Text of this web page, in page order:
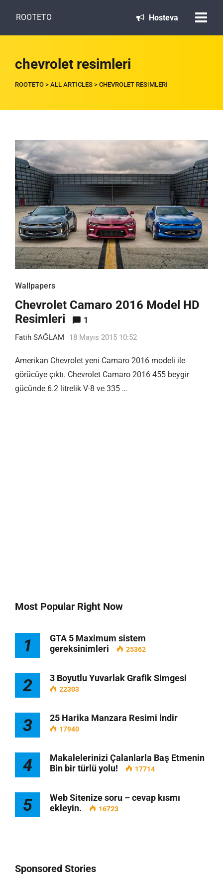
ROOTETO Hosteva
chevrolet resimleri
ROOTETO > ALL ARTICLES > CHEVROLET RESIMLERI
Wallpapers
Chevrolet Camaro 2016 Model HD
Resimleri
1
Fatih SAĞLAM 18 Mayıs 2015 10:52
Amerikan Chevrolet yeni Camaro 2016 modeli ile
görücüye çıktı. Chevrolet Camaro 2016 455 beygir
gücünde 6.2 litrelik V-8 ve 335 …
Most Popular Right Now
1
GTA 5 Maximum sistem
gereksinimleri
25362
2 3 Boyutlu Yuvarlak Grafik Simgesi
22303
3 25 Harika Manzara Resimi İndir
17940
4
Makalelerinizi Çalanlarla Baş Etmenin
Bin bir türlü yolu!
17714
5
Web Sitenize soru – cevap kısmı
ekleyin.
16723
Sponsored Stories